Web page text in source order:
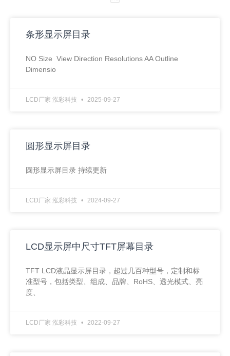
条形显示屏目录
NO Size View Direction Resolutions AA Outline
Dimensio
LCD厂家 泓彩科技 2025-09-27
圆形显示屏目录
圆形显示屏目录 持续更新
LCD厂家 泓彩科技 2024-09-27
LCD显示屏中尺寸TFT屏幕目录
TFT LCD液晶显示屏目录，超过几百种型号，定制和标
准型号，包括类型、组成、品牌、RoHS、透光模式、亮
度、
LCD厂家 泓彩科技 2022-09-27